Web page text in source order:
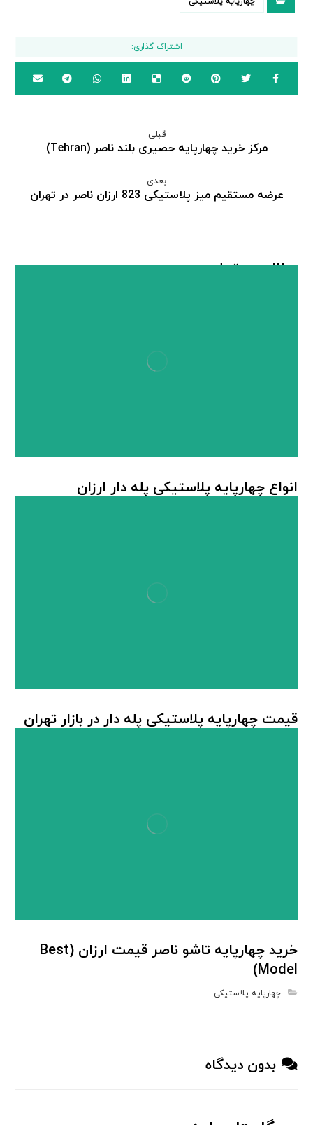
قبلی
مرکز خرید چهارپایه حصیری بلند ناصر (Tehran)
بعدی
عرضه مستقیم میز پلاستیکی 823 ارزان ناصر در تهران
مطالب مرتبط ...
انواع چهارپایه پلاستیکی پله دار ارزان
قیمت چهارپایه پلاستیکی پله دار در بازار تهران
خرید چهارپایه تاشو ناصر قیمت ارزان (Best
Model)
چهارپایه پلاستیکی
بدون دیدگاه